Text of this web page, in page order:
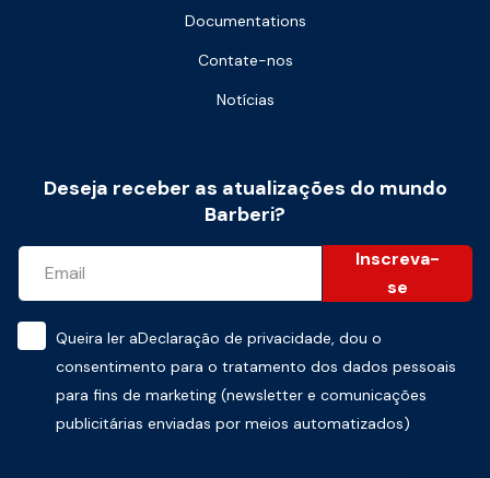
Documentations
Contate-nos
Notícias
Deseja receber as atualizações do mundo
Barberi?
Inscreva-
se
Queira ler aDeclaração de privacidade, dou o
consentimento para o tratamento dos dados pessoais
para fins de marketing (newsletter e comunicações
publicitárias enviadas por meios automatizados)